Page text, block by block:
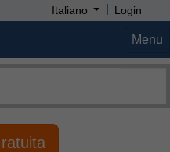
Italiano | Login
Menu